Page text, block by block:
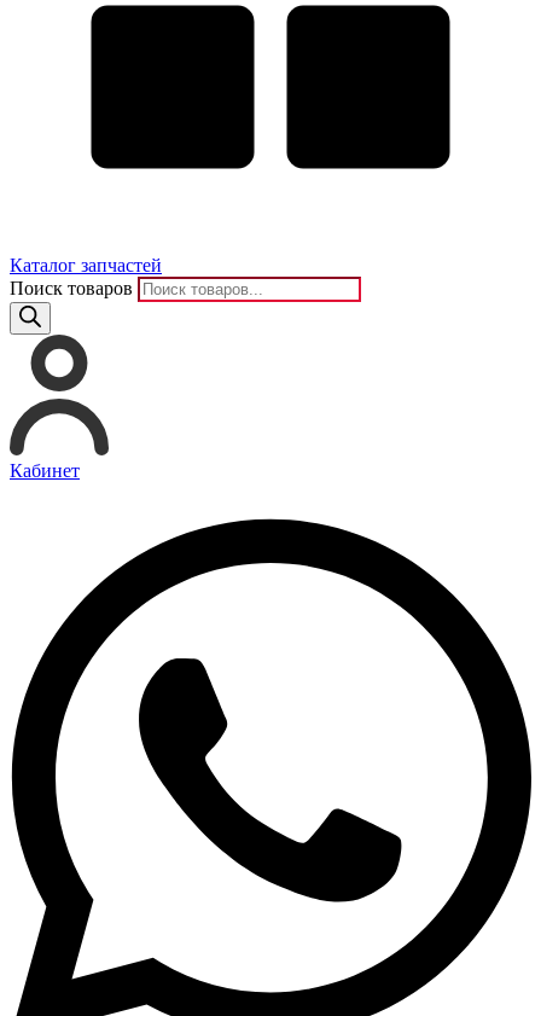
Каталог запчастей
Поиск товаров
Кабинет